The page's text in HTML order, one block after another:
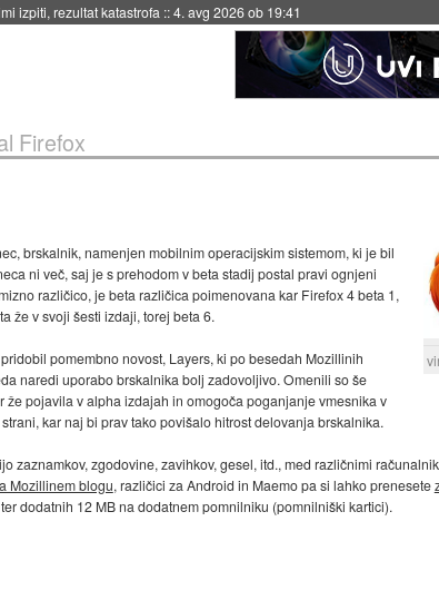
večkratno uporabo::4. avg 2026 ob 19:41
Firefox
brskalnik, namenjen mobilnim operacijskim sistemom, ki je bil
ni več, saj je s prehodom v beta stadij postal pravi ognjeni
različico, je beta različica poimenovana kar Firefox 4 beta 1,
že v svoji šesti izdaji, torej beta 6.
pomembno novost, Layers, ki po besedah Mozillinih
naredi uporabo brskalnika bolj zadovoljivo. Omenili so še
pojavila v alpha izdajah in omogoča poganjanje vmesnika v
kar naj bi prav tako povišalo hitrost delovanja brskalnika.
zaznamkov, zgodovine, zavihkov, gesel, itd., med različnimi
Mozillinem blogu, različici za Android in Maemo pa si lahko prenesete
dodatnih 12 MB na dodatnem pomnilniku (pomnilniški kartici).